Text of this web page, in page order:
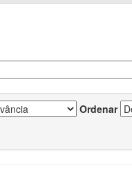
Ordenar